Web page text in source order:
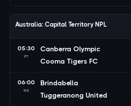
Australia: Capital Territory NPL
05:30
FT
Canberra Olympic
Cooma Tigers FC
06:00
NS
Brindabella
Tuggeranong United